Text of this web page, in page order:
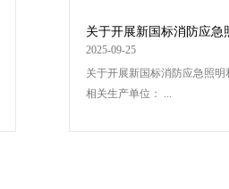
关于开展新国标消防应急
的通知
2025-09-25
关于开展新国标消防应急照
相关生产单位： ...